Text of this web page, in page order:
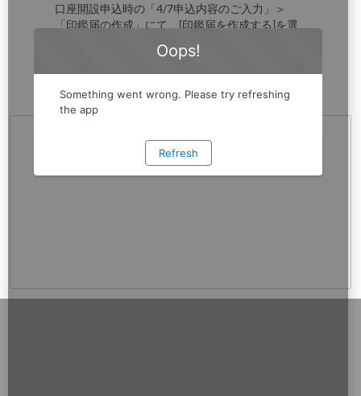
口座開設申込時の「4/7申込内容のご入力」＞
「印鑑届の作成」にて、[印鑑届を作成する]を選
を郵送しますので、ご捺印のうえご返送くださ
い。